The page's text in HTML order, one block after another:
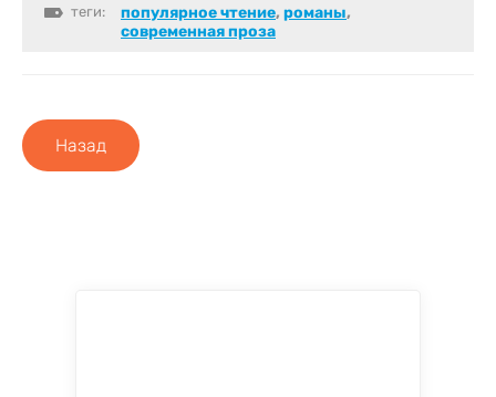
теги: популярное чтение, романы,
современная проза
Назад